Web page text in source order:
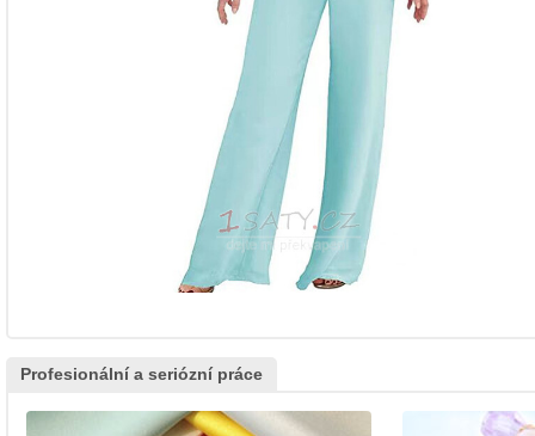
Profesionální a seriózní práce